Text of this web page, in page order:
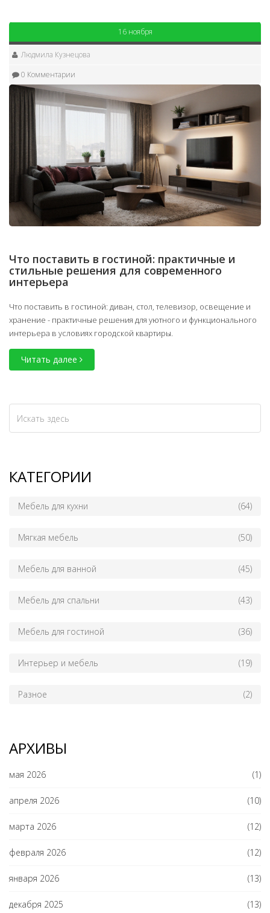
16 ноября
Людмила Кузнецова
0 Комментарии
Что поставить в гостиной: практичные и
стильные решения для современного
интерьера
Что поставить в гостиной: диван, стол, телевизор, освещение и
хранение - практичные решения для уютного и функционального
интерьера в условиях городской квартиры.
Читать далее
КАТЕГОРИИ
Мебель для кухни (64)
Мягкая мебель (50)
Мебель для ванной (45)
Мебель для спальни (43)
Мебель для гостиной (36)
Интерьер и мебель (19)
Разное (2)
АРХИВЫ
мая 2026 (1)
апреля 2026 (10)
марта 2026 (12)
февраля 2026 (12)
января 2026 (13)
декабря 2025 (13)